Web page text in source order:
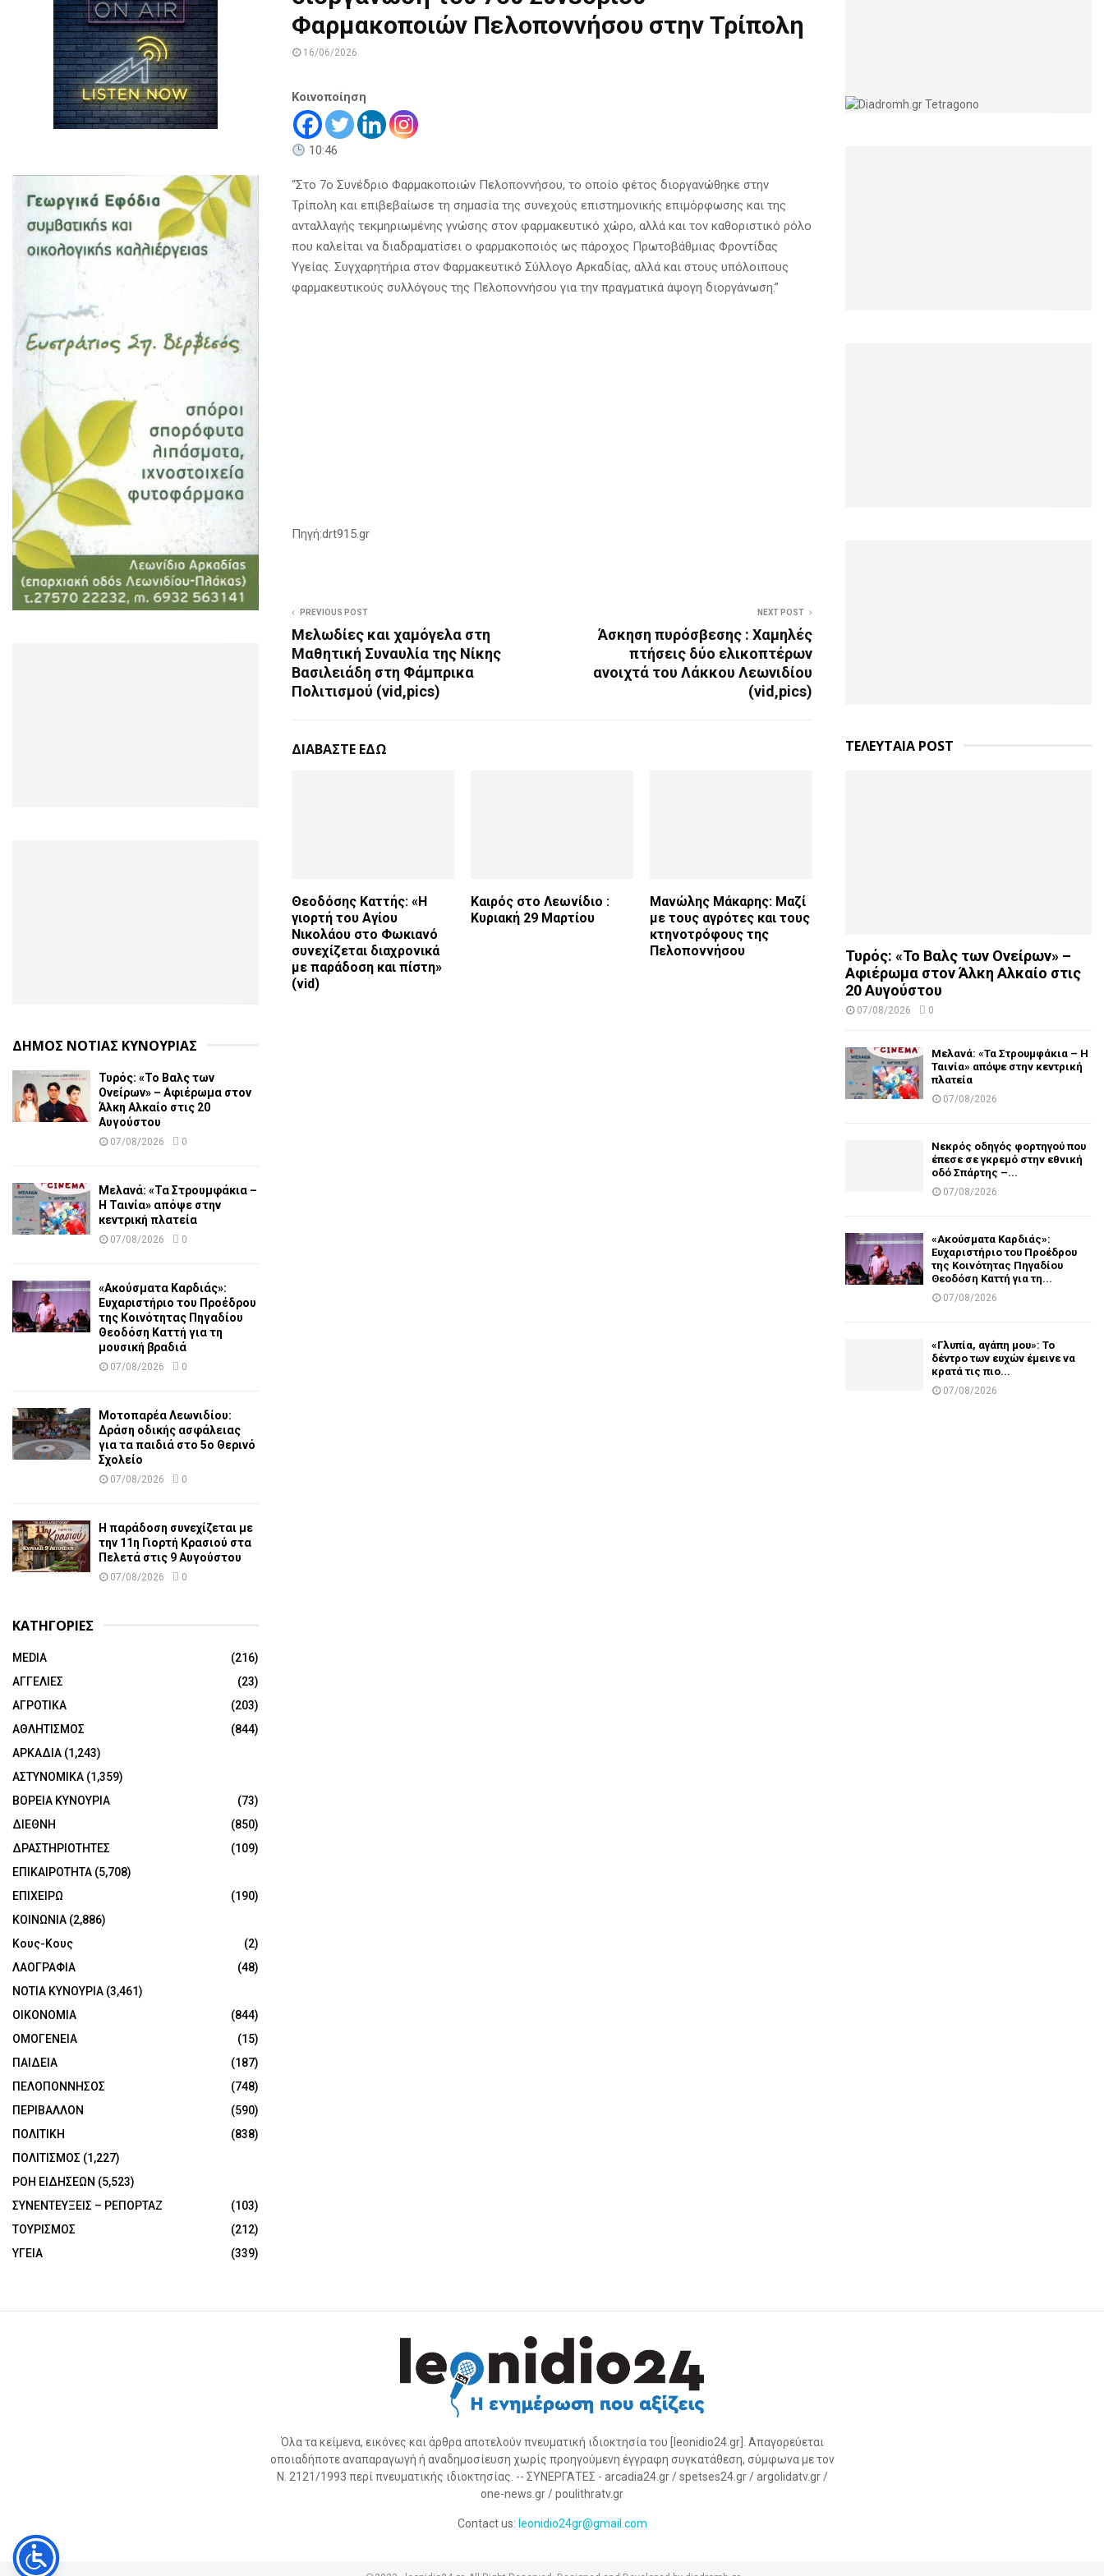
Φαρμακοποιών Πελοποννήσου στην Τρίπολη
16/06/2026
Κοινοποίηση
10:46
“Στο 7ο Συνέδριο Φαρμακοποιών Πελοποννήσου, το οποίο φέτος διοργανώθηκε στην
Τρίπολη και επιβεβαίωσε τη σημασία της συνεχούς επιστημονικής επιμόρφωσης και της
ανταλλαγής τεκμηριωμένης γνώσης στον φαρμακευτικό χώρο, αλλά και τον καθοριστικό ρόλο
που καλείται να διαδραματίσει ο φαρμακοποιός ως πάροχος Πρωτοβάθμιας Φροντίδας
Υγείας. Συγχαρητήρια στον Φαρμακευτικό Σύλλογο Αρκαδίας, αλλά και στους υπόλοιπους
φαρμακευτικούς συλλόγους της Πελοποννήσου για την πραγματικά άψογη διοργάνωση.”
Πηγή:drt915.gr
PREVIOUS POST
Μελωδίες και χαμόγελα στη
Μαθητική Συναυλία της Νίκης
Βασιλειάδη στη Φάμπρικα
Πολιτισμού (vid,pics)
NEXT POST
Άσκηση πυρόσβεσης : Χαμηλές
πτήσεις δύο ελικοπτέρων
ανοιχτά του Λάκκου Λεωνιδίου
(vid,pics)
ΔΙΑΒΑΣΤΕ ΕΔΩ
Θεοδόσης Καττής: «Η
γιορτή του Αγίου
Νικολάου στο Φωκιανό
συνεχίζεται διαχρονικά
με παράδοση και πίστη»
(vid)
Καιρός στο Λεωνίδιο :
Κυριακή 29 Μαρτίου
Μανώλης Μάκαρης: Μαζί
με τους αγρότες και τους
κτηνοτρόφους της
Πελοποννήσου
ΔΗΜΟΣ ΝΟΤΙΑΣ ΚΥΝΟΥΡΙΑΣ
Τυρός: «Το Βαλς των
Ονείρων» – Αφιέρωμα στον
Άλκη Αλκαίο στις 20
Αυγούστου
07/08/2026 0
Μελανά: «Τα Στρουμφάκια –
Η Ταινία» απόψε στην
κεντρική πλατεία
07/08/2026 0
«Ακούσματα Καρδιάς»:
Ευχαριστήριο του Προέδρου
της Κοινότητας Πηγαδίου
Θεοδόση Καττή για τη
μουσική βραδιά
07/08/2026 0
Μοτοπαρέα Λεωνιδίου:
Δράση οδικής ασφάλειας
για τα παιδιά στο 5ο Θερινό
Σχολείο
07/08/2026 0
Η παράδοση συνεχίζεται με
την 11η Γιορτή Κρασιού στα
Πελετά στις 9 Αυγούστου
07/08/2026 0
ΚΑΤΗΓΟΡΙΕΣ
MEDIA
(216)
ΑΓΓΕΛΙΕΣ
(23)
ΑΓΡΟΤΙΚΑ
(203)
ΑΘΛΗΤΙΣΜΟΣ
(844)
ΑΡΚΑΔΙΑ (1,243)
ΑΣΤΥΝΟΜΙΚΑ (1,359)
ΒΟΡΕΙΑ ΚΥΝΟΥΡΙΑ
(73)
ΔΙΕΘΝΗ
(850)
ΔΡΑΣΤΗΡΙΟΤΗΤΕΣ
(109)
ΕΠΙΚΑΙΡΟΤΗΤΑ (5,708)
ΕΠΙΧΕΙΡΩ
(190)
ΚΟΙΝΩΝΙΑ (2,886)
Κους-Κους
(2)
ΛΑΟΓΡΑΦΙΑ
(48)
ΝΟΤΙΑ ΚΥΝΟΥΡΙΑ (3,461)
ΟΙΚΟΝΟΜΙΑ
(844)
ΟΜΟΓΕΝΕΙΑ
(15)
ΠΑΙΔΕΙΑ
(187)
ΠΕΛΟΠΟΝΝΗΣΟΣ
(748)
ΠΕΡΙΒΑΛΛΟΝ
(590)
ΠΟΛΙΤΙΚΗ
(838)
ΠΟΛΙΤΙΣΜΟΣ (1,227)
ΡΟΗ ΕΙΔΗΣΕΩΝ (5,523)
ΣΥΝΕΝΤΕΥΞΕΙΣ – ΡΕΠΟΡΤΑΖ
(103)
ΤΟΥΡΙΣΜΟΣ
(212)
ΥΓΕΙΑ
(339)
ΤΕΛΕΥΤΑΙΑ POST
Τυρός: «Το Βαλς των Ονείρων» –
Αφιέρωμα στον Άλκη Αλκαίο στις
20 Αυγούστου
07/08/2026 0
Μελανά: «Τα Στρουμφάκια – Η
Ταινία» απόψε στην κεντρική
πλατεία
07/08/2026
Νεκρός οδηγός φορτηγού που
έπεσε σε γκρεμό στην εθνική
οδό Σπάρτης –...
07/08/2026
«Ακούσματα Καρδιάς»:
Ευχαριστήριο του Προέδρου
της Κοινότητας Πηγαδίου
Θεοδόση Καττή για τη...
07/08/2026
«Γλυπία, αγάπη μου»: Το
δέντρο των ευχών έμεινε να
κρατά τις πιο...
07/08/2026
Όλα τα κείμενα, εικόνες και άρθρα αποτελούν πνευματική ιδιοκτησία του [leonidio24.gr]. Απαγορεύεται
οποιαδήποτε αναπαραγωγή ή αναδημοσίευση χωρίς προηγούμενη έγγραφη συγκατάθεση, σύμφωνα με τον
Ν. 2121/1993 περί πνευματικής ιδιοκτησίας. -- ΣΥΝΕΡΓΑΤΕΣ - arcadia24.gr / spetses24.gr / argolidatv.gr /
one-news.gr / poulithratv.gr
Contact us: leonidio24gr@gmail.com